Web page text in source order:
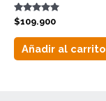
Valorado
con
5.00
de 5
$109.900
Añadir al carrito